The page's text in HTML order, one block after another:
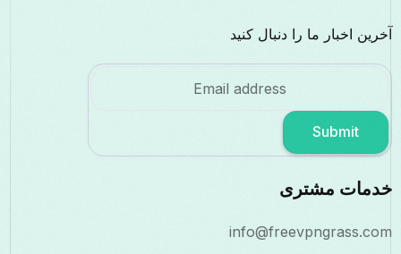
آخرین اخبار ما را دنبال کنید
Submit
خدمات مشتری
info@freevpngrass.com